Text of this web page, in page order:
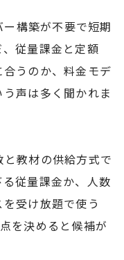
構築が不要で短期
従量課金と定額
うのか、料金モデ
声は多く聞かれま
教材の供給方式で
従量課金か、人数
受け放題で使う
を決めると候補が